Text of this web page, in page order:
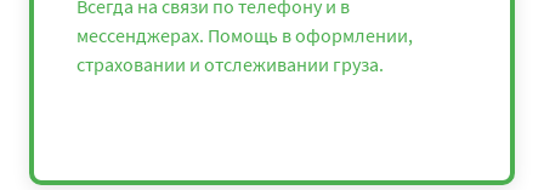
Всегда на связи по телефону и в
мессенджерах. Помощь в оформлении,
страховании и отслеживании груза.